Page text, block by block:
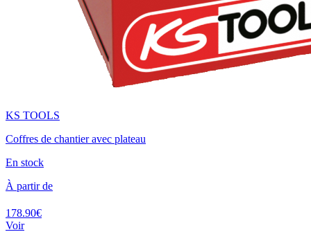
KS TOOLS
Coffres de chantier avec plateau
En stock
À partir de
178.90€
Voir